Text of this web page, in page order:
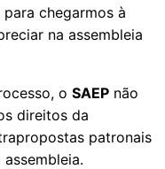
chegarmos à
na assembleia
o SAEP não
direitos da
patronais